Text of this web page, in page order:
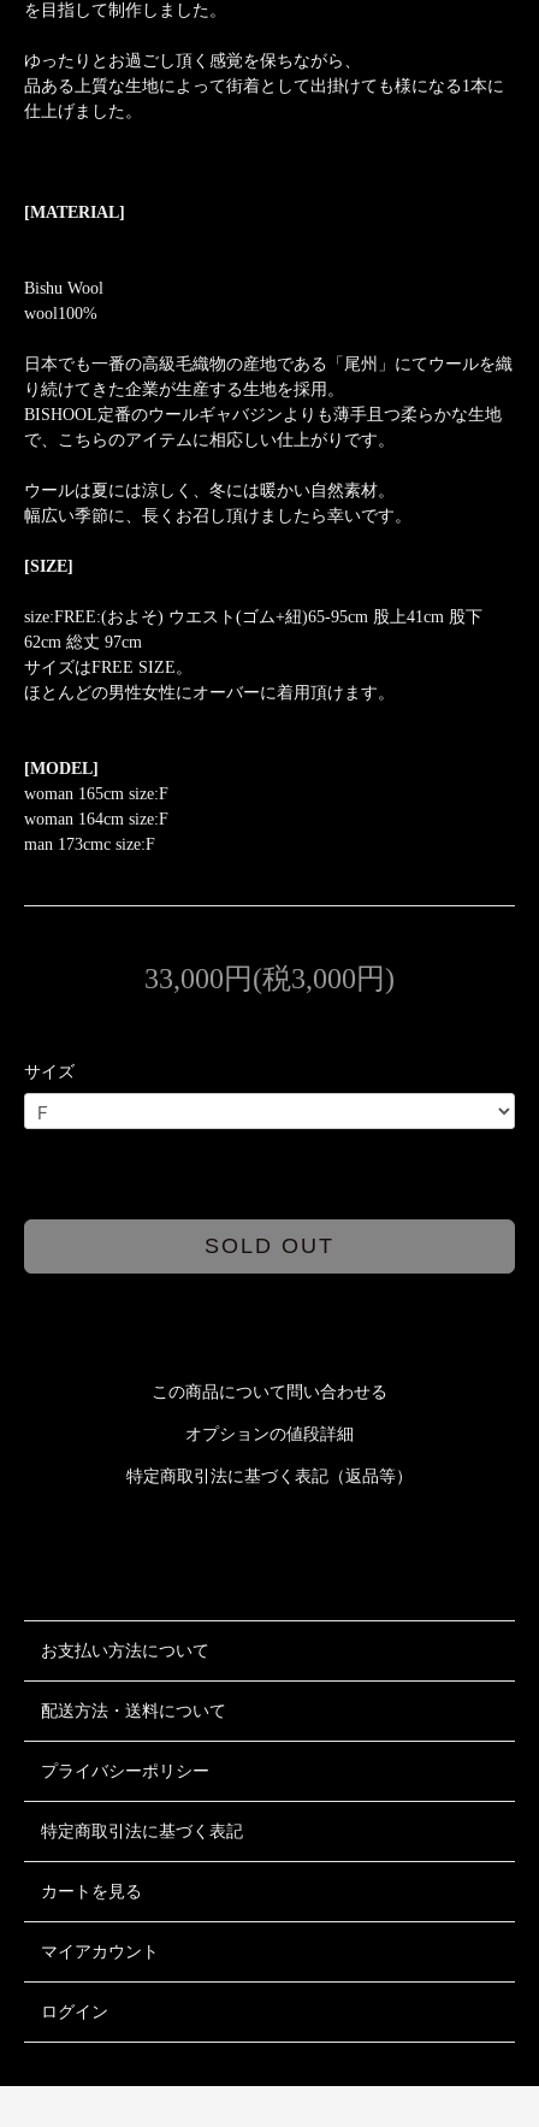
を目指して制作しました。
ゆったりとお過ごし頂く感覚を保ちながら、
品ある上質な生地によって街着として出掛けても様になる1本に
仕上げました。
[MATERIAL]
Bishu Wool
wool100%
日本でも一番の高級毛織物の産地である「尾州」にてウールを織
り続けてきた企業が生産する生地を採用。
BISHOOL定番のウールギャバジンよりも薄手且つ柔らかな生地
で、こちらのアイテムに相応しい仕上がりです。
ウールは夏には涼しく、冬には暖かい自然素材。
幅広い季節に、長くお召し頂けましたら幸いです。
[SIZE]
size:FREE:(およそ) ウエスト(ゴム+紐)65-95cm 股上41cm 股下
62cm 総丈 97cm
サイズはFREE SIZE。
ほとんどの男性女性にオーバーに着用頂けます。
[MODEL]
woman 165cm size:F
woman 164cm size:F
man 173cmc size:F
33,000円(税3,000円)
サイズ
SOLD OUT
この商品について問い合わせる
オプションの値段詳細
特定商取引法に基づく表記（返品等）
お支払い方法について
配送方法・送料について
プライバシーポリシー
特定商取引法に基づく表記
カートを見る
マイアカウント
ログイン